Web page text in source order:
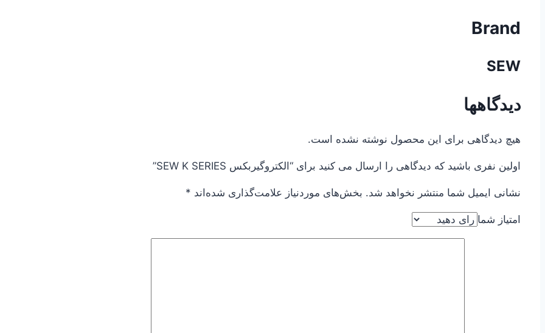
Brand
SEW
دیدگاهها
هیچ دیدگاهی برای این محصول نوشته نشده است.
اولین نفری باشید که دیدگاهی را ارسال می کنید برای “الکتروگیربکس SEW K SERIES”
نشانی ایمیل شما منتشر نخواهد شد. بخش‌های موردنیاز علامت‌گذاری شده‌اند *
امتیاز شما